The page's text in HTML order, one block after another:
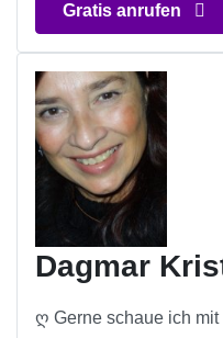
Gratis anrufen
Dagmar
ღ Gerne schaue ich